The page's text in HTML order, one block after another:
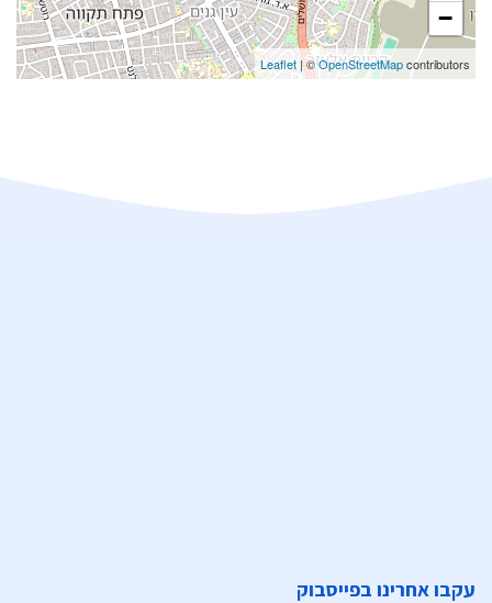
−
Leaflet | ©OpenStreetMapcontributors
עקבו אחרינו בפייסבוק